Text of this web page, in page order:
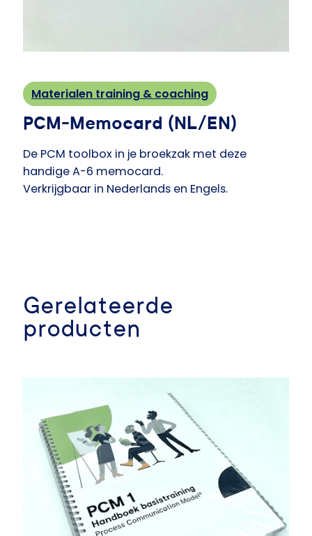
Materialen training & coaching
PCM-Memocard (NL/EN)
De PCM toolbox in je broekzak met deze
handige A-6 memocard.
Verkrijgbaar in Nederlands en Engels.
Gerelateerde
producten